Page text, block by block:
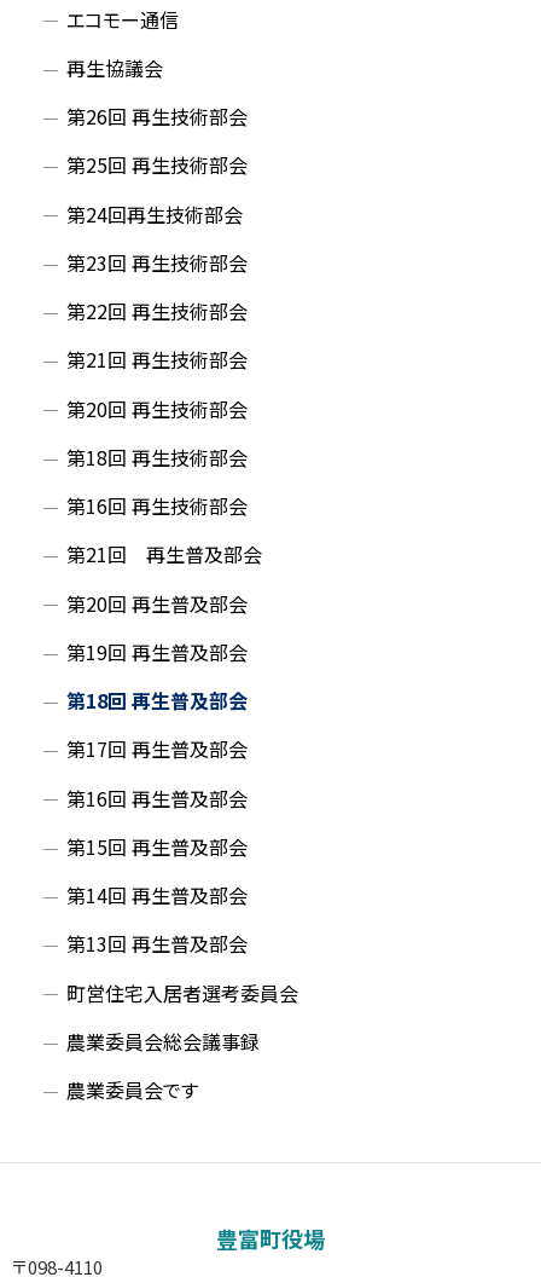
エコモー通信
再生協議会
第26回 再生技術部会
第25回 再生技術部会
第24回再生技術部会
第23回 再生技術部会
第22回 再生技術部会
第21回 再生技術部会
第20回 再生技術部会
第18回 再生技術部会
第16回 再生技術部会
第21回 再生普及部会
第20回 再生普及部会
第19回 再生普及部会
第18回 再生普及部会
第17回 再生普及部会
第16回 再生普及部会
第15回 再生普及部会
第14回 再生普及部会
第13回 再生普及部会
町営住宅入居者選考委員会
農業委員会総会議事録
農業委員会です
サ
ド
豊富町役場
〒098-4110